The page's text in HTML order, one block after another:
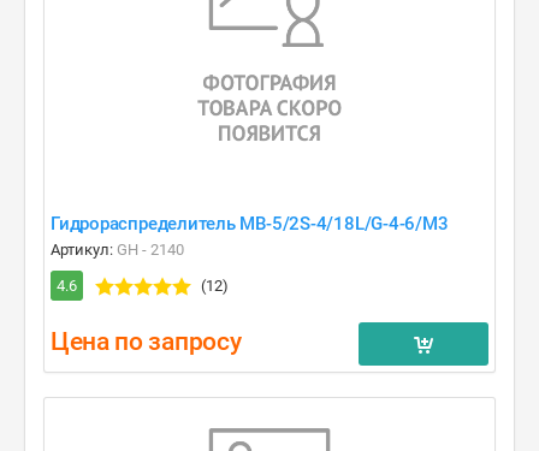
Гидрораспределитель MB-5/2S-4/18L/G-4-6/M3
Артикул: GH - 2140
4.6
(12)
Цена по запросу